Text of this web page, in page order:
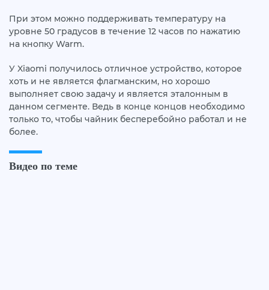
При этом можно поддерживать температуру на
уровне 50 градусов в течение 12 часов по нажатию
на кнопку Warm.
У Xiaomi получилось отличное устройство, которое
хоть и не является флагманским, но хорошо
выполняет свою задачу и является эталонным в
данном сегменте. Ведь в конце концов необходимо
только то, чтобы чайник бесперебойно работал и не
более.
Видео по теме